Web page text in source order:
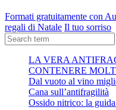
Formati gratuitamente con
regali di Natale Il tuo sorriso
LA VERA
CONTENERE
Dal vuoto al vino
Cana sull’antifragilità
Ossido nitrico: la